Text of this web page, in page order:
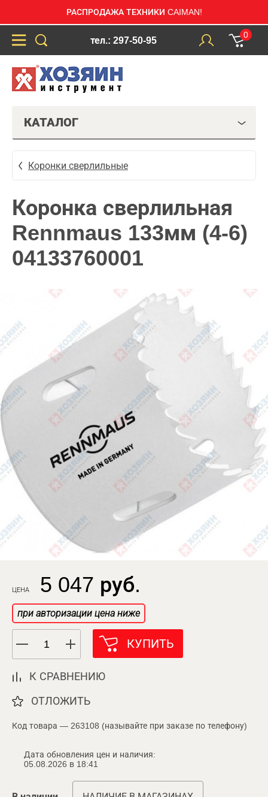
РАСПРОДАЖА ТЕХНИКИ CAIMAN!
тел.: 297-50-95
0
КАТАЛОГ
Коронки сверлильные
Коронка сверлильная
Rennmaus 133мм (4-6)
04133760001
ЦЕНА 5 047 руб.
при авторизации цена ниже
КУПИТЬ
К СРАВНЕНИЮ
ОТЛОЖИТЬ
Код товара — 263108 (называйте при заказе по телефону)
Дата обновления цен и наличия:
05.08.2026 в 18:41